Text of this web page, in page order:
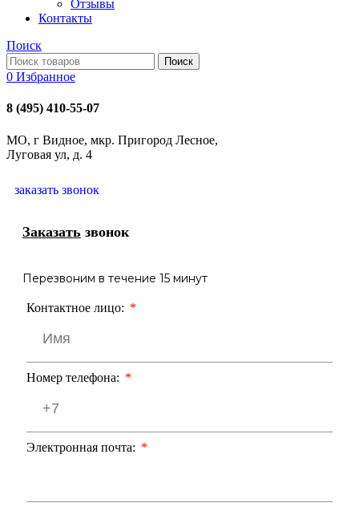
Отзывы
Контакты
Поиск
Поиск
0 Избранное
8 (495) 410-55-07
МО, г Видное, мкр. Пригород Лесное,
Луговая ул, д. 4
заказать звонок
Контактное лицо:
Номер телефона:
Электронная почта:
Перезвоним в течение 15 минут
Заказать звонок